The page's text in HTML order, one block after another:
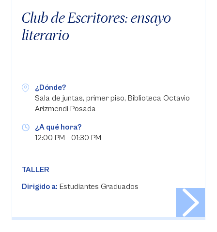
Club de Escritores: ensayo
literario
¿Dónde?
Sala de juntas, primer piso, Biblioteca Octavio
Arizmendi Posada
¿A qué hora?
12:00 PM - 01:30 PM
TALLER
Dirigido a: Estudiantes Graduados